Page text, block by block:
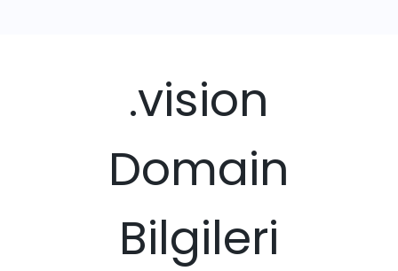
.vision
Domain
Bilgileri